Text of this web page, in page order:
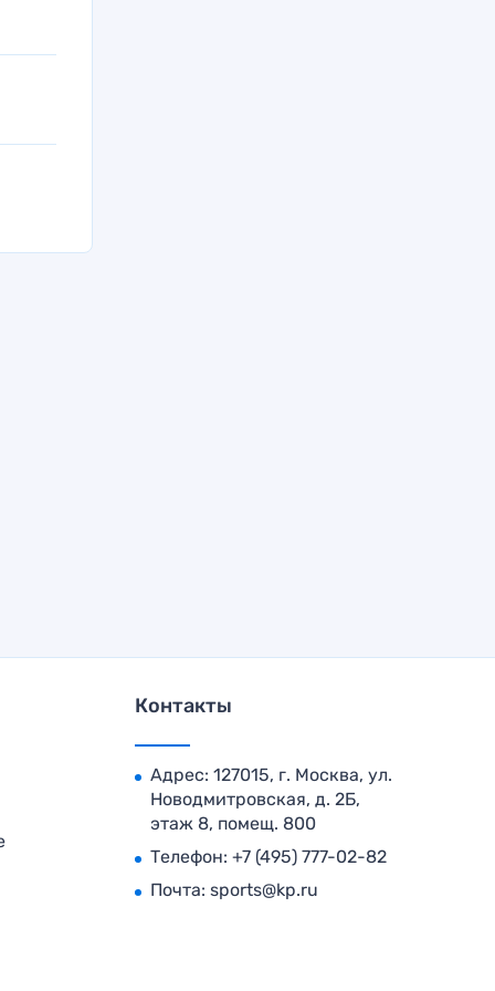
Контакты
Адрес: 127015, г. Москва, ул.
Новодмитровская, д. 2Б,
этаж 8, помещ. 800
Телефон: +7 (495) 777-02-82
Почта: sports@kp.ru